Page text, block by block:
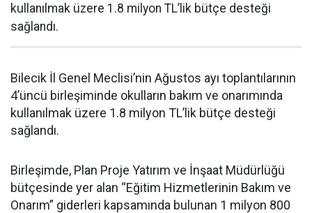
kullanılmak üzere 1.8 milyon TL’lik bütçe desteği
sağlandı.
Bilecik İl Genel Meclisi’nin Ağustos ayı toplantılarının
4’üncü birleşiminde okulların bakım ve onarımında
kullanılmak üzere 1.8 milyon TL’lik bütçe desteği
sağlandı.
Birleşimde, Plan Proje Yatırım ve İnşaat Müdürlüğü
bütçesinde yer alan “Eğitim Hizmetlerinin Bakım ve
Onarım” giderleri kapsamında bulunan 1 milyon 800